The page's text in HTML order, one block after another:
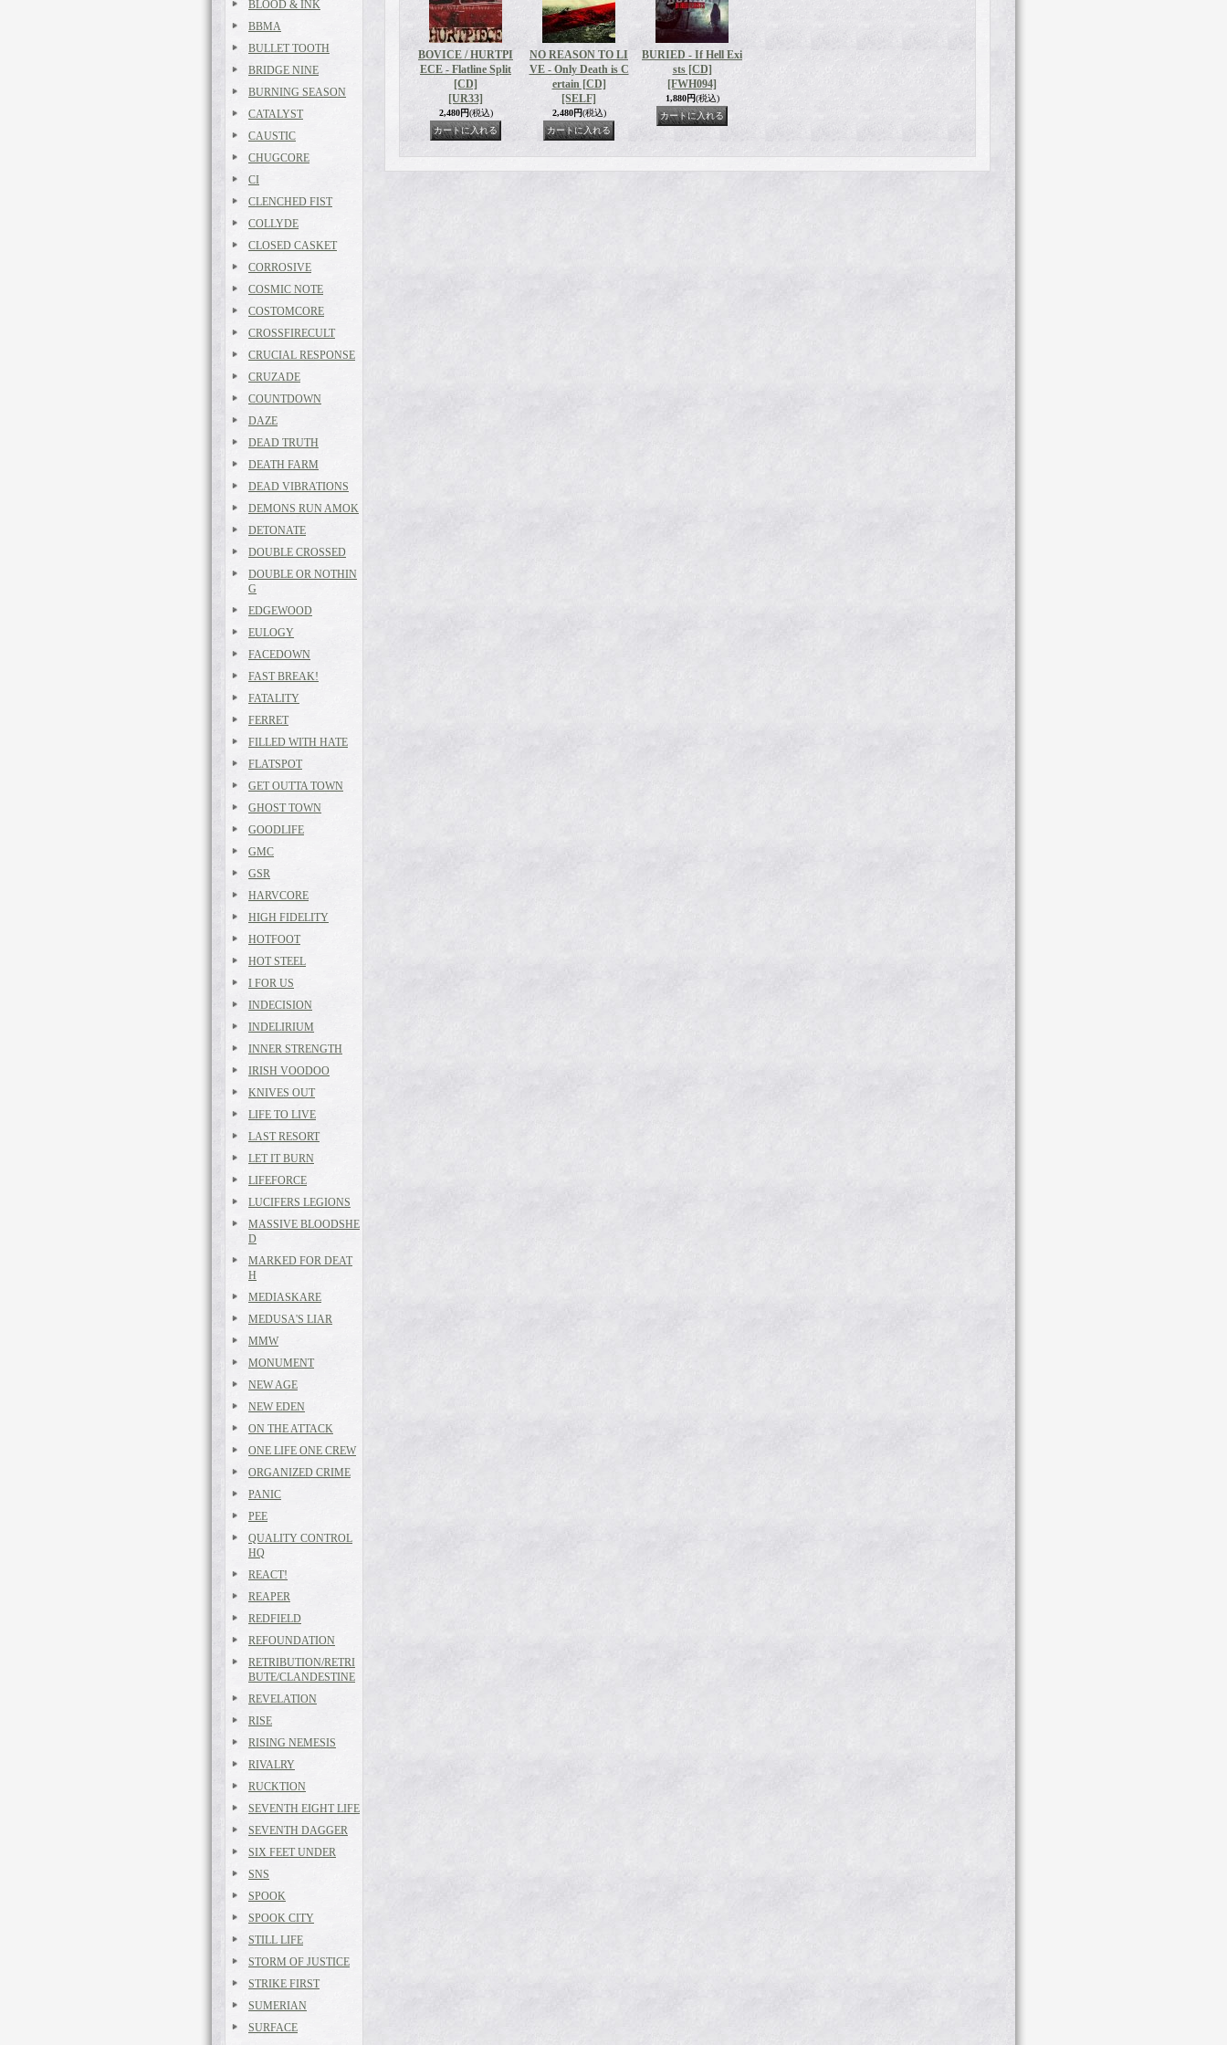
BLOOD & INK
BBMA
BULLET TOOTH
BRIDGE NINE
BURNING SEASON
CATALYST
CAUSTIC
CHUGCORE
CI
CLENCHED FIST
COLLYDE
CLOSED CASKET
CORROSIVE
COSMIC NOTE
COSTOMCORE
CROSSFIRECULT
CRUCIAL RESPONSE
CRUZADE
COUNTDOWN
DAZE
DEAD TRUTH
DEATH FARM
DEAD VIBRATIONS
DEMONS RUN AMOK
DETONATE
DOUBLE CROSSED
DOUBLE OR NOTHIN
G
EDGEWOOD
EULOGY
FACEDOWN
FAST BREAK!
FATALITY
FERRET
FILLED WITH HATE
FLATSPOT
GET OUTTA TOWN
GHOST TOWN
GOODLIFE
GMC
GSR
HARVCORE
HIGH FIDELITY
HOTFOOT
HOT STEEL
I FOR US
INDECISION
INDELIRIUM
INNER STRENGTH
IRISH VOODOO
KNIVES OUT
LIFE TO LIVE
LAST RESORT
LET IT BURN
LIFEFORCE
LUCIFERS LEGIONS
MASSIVE BLOODSHE
D
MARKED FOR DEAT
H
MEDIASKARE
MEDUSA'S LIAR
MMW
MONUMENT
NEW AGE
NEW EDEN
ON THE ATTACK
ONE LIFE ONE CREW
ORGANIZED CRIME
PANIC
PEE
QUALITY CONTROL
HQ
REACT!
REAPER
REDFIELD
REFOUNDATION
RETRIBUTION/RETRI
BUTE/CLANDESTINE
REVELATION
RISE
RISING NEMESIS
RIVALRY
RUCKTION
SEVENTH EIGHT LIFE
SEVENTH DAGGER
SIX FEET UNDER
SNS
SPOOK
SPOOK CITY
STILL LIFE
STORM OF JUSTICE
STRIKE FIRST
SUMERIAN
SURFACE
BOVICE / HURTPI
ECE - Flatline Split
[CD]
[UR33]
2,480円(税込)
NO REASON TO LI
VE - Only Death is C
ertain [CD]
[SELF]
2,480円(税込)
BURIED - If Hell Exi
sts [CD]
[FWH094]
1,880円(税込)